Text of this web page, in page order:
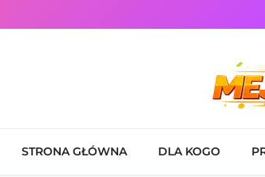
STRONA GŁÓWNA DLA KOGO